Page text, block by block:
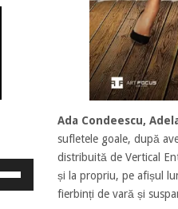
Ada Condeescu,
sufletele goale, după
distribuită de Vertical
și la propriu, pe afișul
fierbinți de vară și